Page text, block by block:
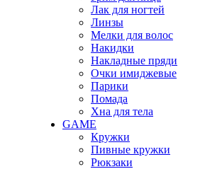
Лак для ногтей
Линзы
Мелки для волос
Накидки
Накладные пряди
Очки имиджевые
Парики
Помада
Хна для тела
GAME
Кружки
Пивные кружки
Рюкзаки